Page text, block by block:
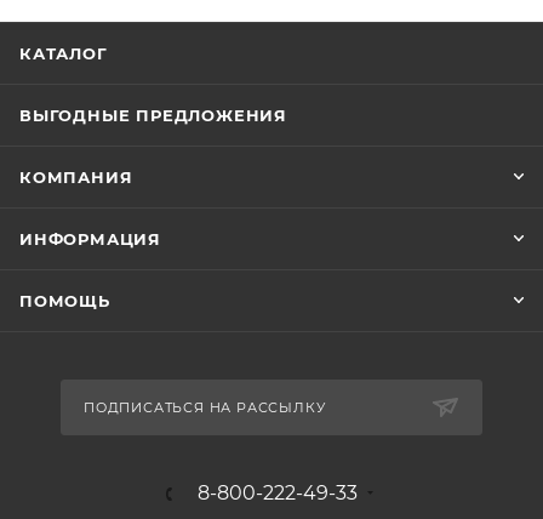
КАТАЛОГ
ВЫГОДНЫЕ ПРЕДЛОЖЕНИЯ
КОМПАНИЯ
ИНФОРМАЦИЯ
ПОМОЩЬ
ПОДПИСАТЬСЯ НА РАССЫЛКУ
8-800-222-49-33